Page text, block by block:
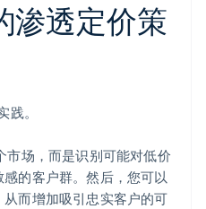
渗透定价策
。
市场，而是识别可能对低价
的客户群。然后，您可以
而增加吸引忠实客户的可